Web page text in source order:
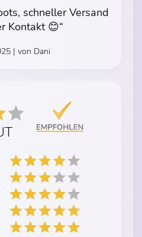
schneller Versand
Kontakt 😊“
| von Dani